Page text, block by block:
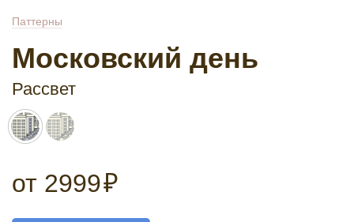
Паттерны
Московский день
Рассвет
от 2999₽